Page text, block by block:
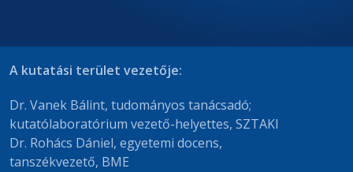
A kutatási terület vezetője:
Dr. Vanek Bálint, tudományos tanácsadó;
kutatólaboratórium vezető-helyettes, SZTAKI
Dr. Rohács Dániel, egyetemi docens,
tanszékvezető, BME